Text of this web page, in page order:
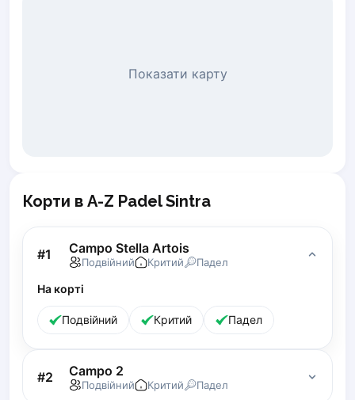
Wroclaw
Wyszkow
Zabrze
Zielona Gora
Bucharest
Alicante
Cherkasy
Chernivtsi
Ivano-Frankivsk
Показати карту
Корти в A-Z Padel Sintra
#1 Campo Stella Artois
Подвійний Критий Падел
На корті
Подвійний Критий Падел
#2 Campo 2
Подвійний Критий Падел